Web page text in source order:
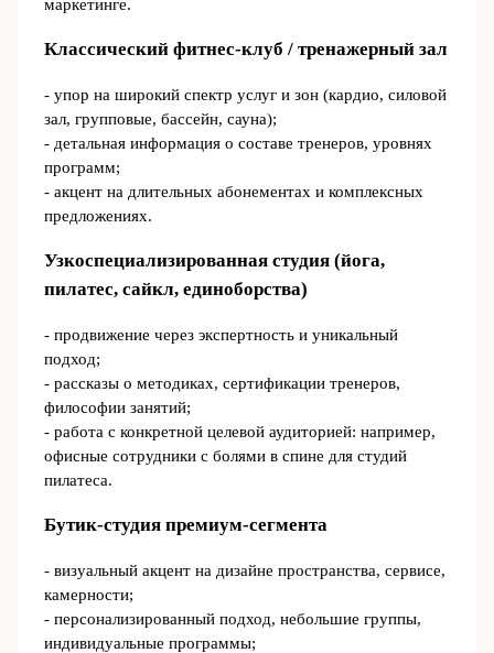
маркетинге.
Классический фитнес-клуб / тренажерный зал
- упор на широкий спектр услуг и зон (кардио, силовой
зал, групповые, бассейн, сауна);
- детальная информация о составе тренеров, уровнях
программ;
- акцент на длительных абонементах и комплексных
предложениях.
Узкоспециализированная студия (йога,
пилатес, сайкл, единоборства)
- продвижение через экспертность и уникальный
подход;
- рассказы о методиках, сертификации тренеров,
философии занятий;
- работа с конкретной целевой аудиторией: например,
офисные сотрудники с болями в спине для студий
пилатеса.
Бутик-студия премиум-сегмента
- визуальный акцент на дизайне пространства, сервисе,
камерности;
- персонализированный подход, небольшие группы,
индивидуальные программы;